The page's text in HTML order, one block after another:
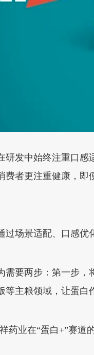
研发中始终注重口
者更注重健康，即
过场景适配、口感优
需要两步：第一步
等主粮领域，让蛋
药业在“蛋白+”赛道